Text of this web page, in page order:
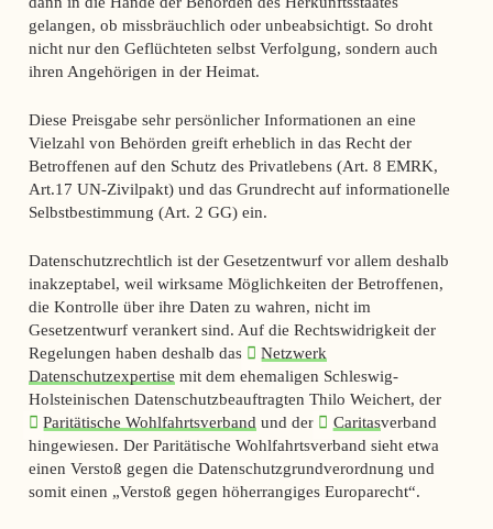
gelangen, ob missbräuchlich oder unbeabsichtigt. So droht
nicht nur den Geflüchteten selbst Verfolgung, sondern auch
ihren Angehörigen in der Heimat.
Diese Preisgabe sehr persönlicher Informationen an eine
Vielzahl von Behörden greift erheblich in das Recht der
Betroffenen auf den Schutz des Privatlebens (Art. 8 EMRK,
Art.17 UN-Zivilpakt) und das Grundrecht auf informationelle
Selbstbestimmung (Art. 2 GG) ein.
Datenschutzrechtlich ist der Gesetzentwurf vor allem deshalb
inakzeptabel, weil wirksame Möglichkeiten der Betroffenen,
die Kontrolle über ihre Daten zu wahren, nicht im
Gesetzentwurf verankert sind. Auf die Rechtswidrigkeit der
Regelungen haben deshalb das
Netzwerk
Datenschutzexpertise mit dem ehemaligen Schleswig-
Holsteinischen Datenschutzbeauftragten Thilo Weichert, der
Paritätische Wohlfahrtsverband und der Caritasverband
hingewiesen. Der Paritätische Wohlfahrtsverband sieht etwa
einen Verstoß gegen die Datenschutzgrundverordnung und
somit einen „Verstoß gegen höherrangiges Europarecht“.